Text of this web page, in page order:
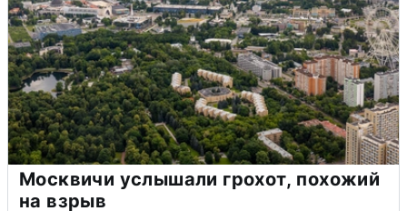
Москвичи услышали грохот, похожий
на взрыв